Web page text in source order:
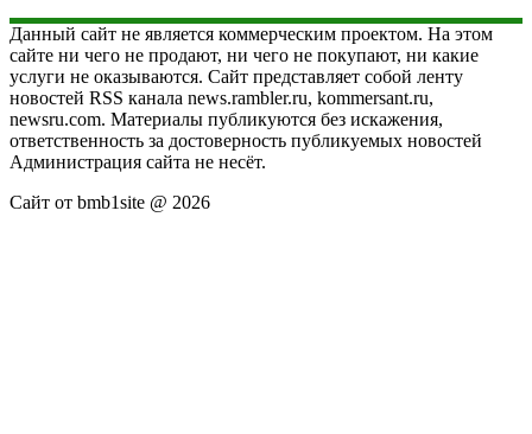
Данный сайт не является коммерческим проектом. На этом
сайте ни чего не продают, ни чего не покупают, ни какие
услуги не оказываются. Сайт представляет собой ленту
новостей RSS канала news.rambler.ru, kommersant.ru,
newsru.com. Материалы публикуются без искажения,
ответственность за достоверность публикуемых новостей
Администрация сайта не несёт.
Сайт от bmb1site @ 2026